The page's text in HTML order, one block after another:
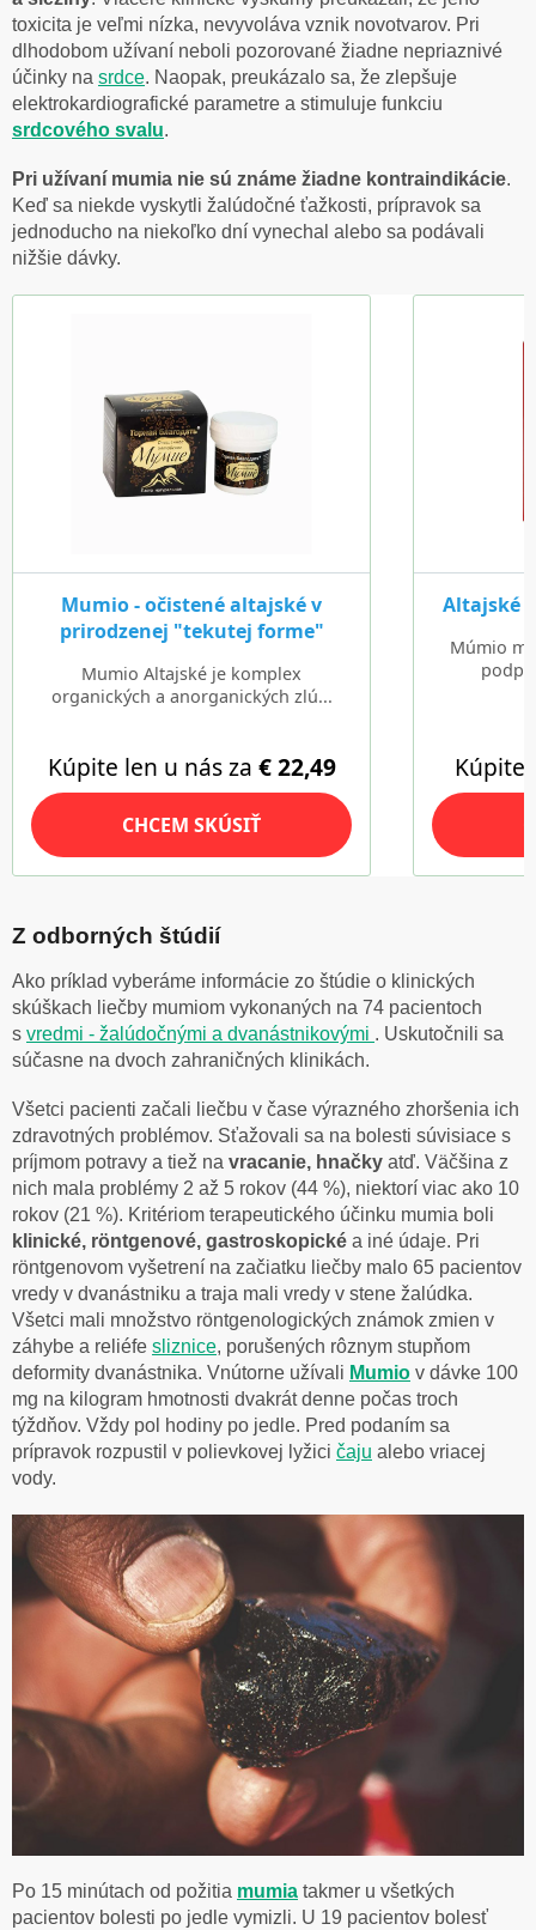
toxicita je veľmi nízka, nevyvoláva vznik novotvarov. Pri
dlhodobom užívaní neboli pozorované žiadne nepriaznivé
účinky na srdce. Naopak, preukázalo sa, že zlepšuje
elektrokardiografické parametre a stimuluje funkciu
srdcového svalu.
Pri užívaní mumia nie sú známe žiadne kontraindikácie.
Keď sa niekde vyskytli žalúdočné ťažkosti, prípravok sa
jednoducho na niekoľko dní vynechal alebo sa podávali
nižšie dávky.
Z odborných štúdií
Ako príklad vyberáme informácie zo štúdie o klinických
skúškach liečby mumiom vykonaných na 74 pacientoch
s vredmi - žalúdočnými a dvanástnikovými . Uskutočnili sa
súčasne na dvoch zahraničných klinikách.
Všetci pacienti začali liečbu v čase výrazného zhoršenia ich
zdravotných problémov. Sťažovali sa na bolesti súvisiace s
príjmom potravy a tiež na vracanie, hnačky atď. Väčšina z
nich mala problémy 2 až 5 rokov (44 %), niektorí viac ako 10
rokov (21 %). Kritériom terapeutického účinku mumia boli
klinické, röntgenové, gastroskopické a iné údaje. Pri
röntgenovom vyšetrení na začiatku liečby malo 65 pacientov
vredy v dvanástniku a traja mali vredy v stene žalúdka.
Všetci mali množstvo röntgenologických známok zmien v
záhybe a reliéfe sliznice, porušených rôznym stupňom
deformity dvanástnika. Vnútorne užívali Mumio v dávke 100
mg na kilogram hmotnosti dvakrát denne počas troch
týždňov. Vždy pol hodiny po jedle. Pred podaním sa
prípravok rozpustil v polievkovej lyžici čaju alebo vriacej
vody.
Po 15 minútach od požitia mumia takmer u všetkých
pacientov bolesti po jedle vymizli. U 19 pacientov bolesť